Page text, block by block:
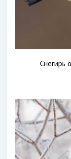
Снегирь